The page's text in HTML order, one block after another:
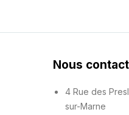
Nous
4 Rue des
sur-Marne